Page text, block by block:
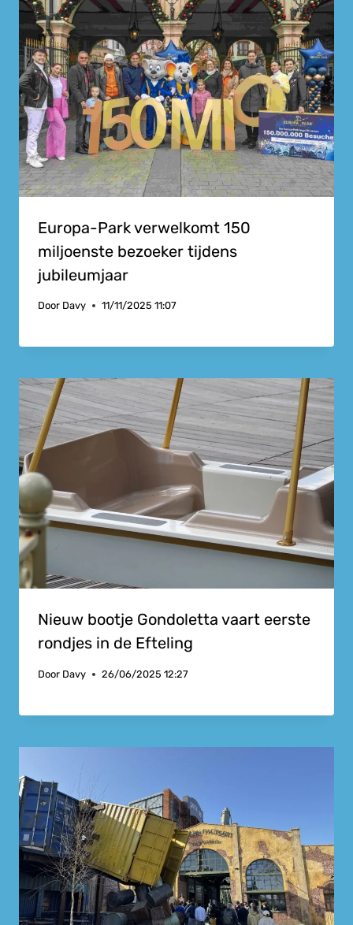
Europa-Park verwelkomt 150
miljoenste bezoeker tijdens
jubileumjaar
Door Davy 11/11/2025 11:07
Nieuw bootje Gondoletta vaart eerste
rondjes in de Efteling
Door Davy 26/06/2025 12:27